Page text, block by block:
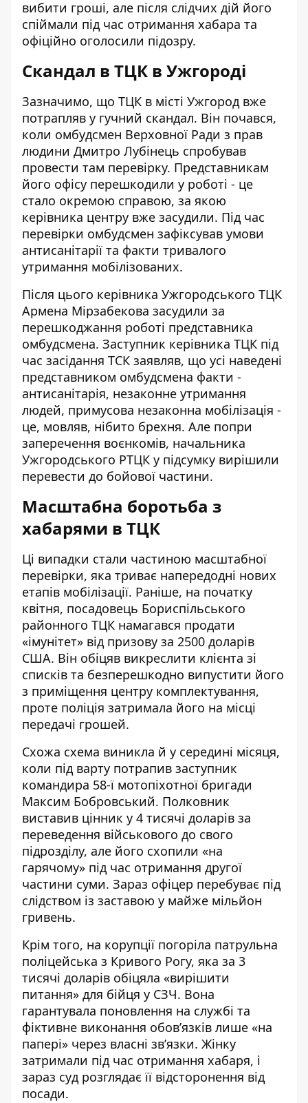
вибити гроші, але після слідчих дій його
спіймали під час отримання хабара та
офіційно оголосили підозру.
Скандал в ТЦК в Ужгороді
Зазначимо, що ТЦК в місті Ужгород вже
потрапляв у гучний скандал. Він почався,
коли омбудсмен Верховної Ради з прав
людини Дмитро Лубінець спробував
провести там перевірку. Представникам
його офісу перешкодили у роботі - це
стало окремою справою, за якою
керівника центру вже засудили. Під час
перевірки омбудсмен зафіксував умови
антисанітарії та факти тривалого
утримання мобілізованих.
Після цього керівника Ужгородського ТЦК
Армена Мірзабекова засудили за
перешкоджання роботі представника
омбудсмена. Заступник керівника ТЦК під
час засідання ТСК заявляв, що усі наведені
представником омбудсмена факти -
антисанітарія, незаконне утримання
людей, примусова незаконна мобілізація -
це, мовляв, нібито брехня. Але попри
заперечення воєнкомів, начальника
Ужгородського РТЦК у підсумку вирішили
перевести до бойової частини.
Масштабна боротьба з
хабарями в ТЦК
Ці випадки стали частиною масштабної
перевірки, яка триває напередодні нових
етапів мобілізації. Раніше, на початку
квітня, посадовець Бориспільського
районного ТЦК намагався продати
«імунітет» від призову за 2500 доларів
США. Він обіцяв викреслити клієнта зі
списків та безперешкодно випустити його
з приміщення центру комплектування,
проте поліція затримала його на місці
передачі грошей.
Схожа схема виникла й у середині місяця,
коли під варту потрапив заступник
командира 58-ї мотопіхотної бригади
Максим Бобровський. Полковник
виставив цінник у 4 тисячі доларів за
переведення військового до свого
підрозділу, але його схопили «на
гарячому» під час отримання другої
частини суми. Зараз офіцер перебуває під
слідством із заставою у майже мільйон
гривень.
Крім того, на корупції погоріла патрульна
поліцейська з Кривого Рогу, яка за 3
тисячі доларів обіцяла «вирішити
питання» для бійця у СЗЧ. Вона
гарантувала поновлення на службі та
фіктивне виконання обов’язків лише «на
папері» через власні зв’язки. Жінку
затримали під час отримання хабаря, і
зараз суд розглядає її відсторонення від
посади.